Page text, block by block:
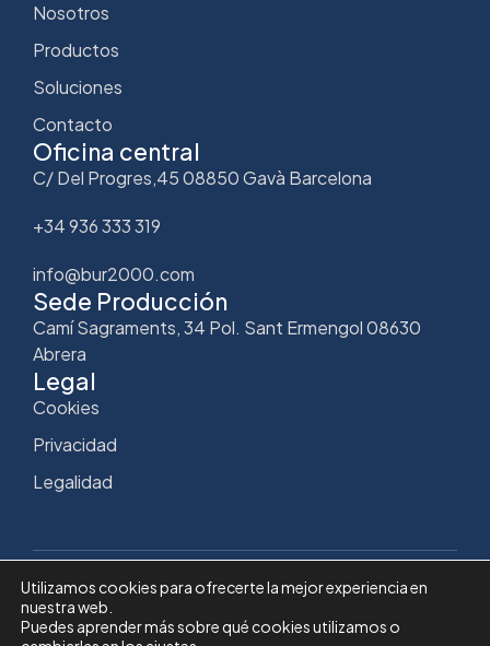
Nosotros
Productos
Soluciones
Contacto
Oficina central
C/ Del Progres,45 08850 Gavà Barcelona
+34 936 333 319
info@bur2000.com
Sede Producción
Camí Sagraments, 34 Pol. Sant Ermengol 08630
Abrera
Legal
Cookies
Privacidad
Legalidad
Copyright © Bur2000
Utilizamos cookies para ofrecerte la mejor experiencia en
nuestra web.
Puedes aprender más sobre qué cookies utilizamos o